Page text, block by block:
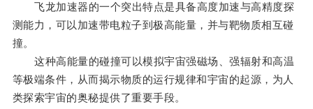
飞龙加速器的一个突出特点是具备高度加速与高精度探
测能力，可以加速带电粒子到极高能量，并与靶物质相互碰
撞。
这种高能量的碰撞可以模拟宇宙强磁场、强辐射和高温
等极端条件，从而揭示物质的运行规律和宇宙的起源，为人
类探索宇宙的奥秘提供了重要手段。